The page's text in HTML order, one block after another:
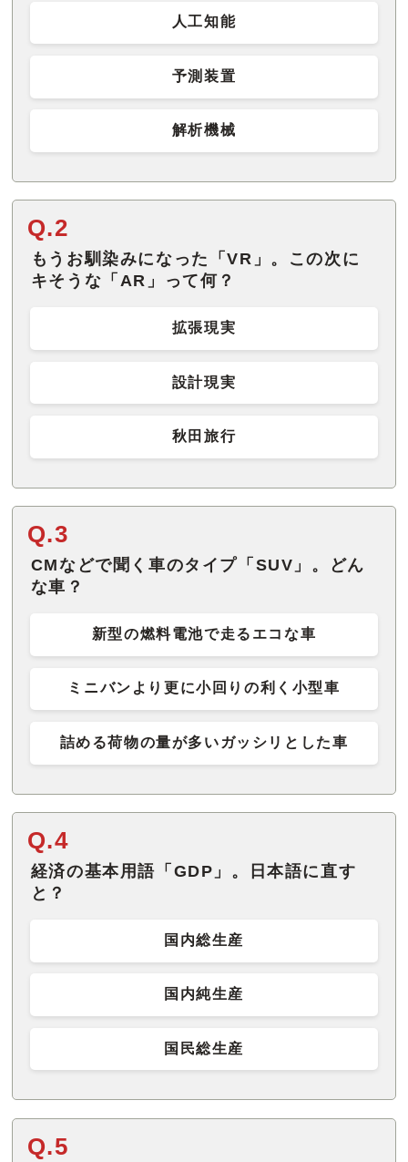
人工知能
予測装置
解析機械
Q.2
もうお馴染みになった「VR」。この次に
キそうな「AR」って何？
拡張現実
設計現実
秋田旅行
Q.3
CMなどで聞く車のタイプ「SUV」。どん
な車？
新型の燃料電池で走るエコな車
ミニバンより更に小回りの利く小型車
詰める荷物の量が多いガッシリとした車
Q.4
経済の基本用語「GDP」。日本語に直す
と？
国内総生産
国内純生産
国民総生産
Q.5